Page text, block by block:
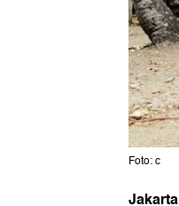
Foto: c
Jakarta